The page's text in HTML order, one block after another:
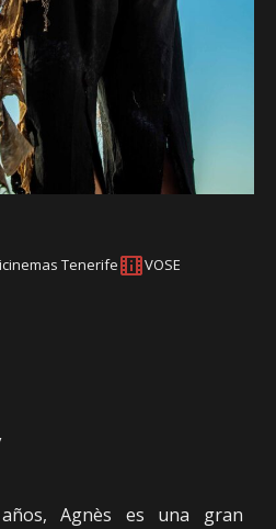
Tenerife VOSE
Agnès es una gran